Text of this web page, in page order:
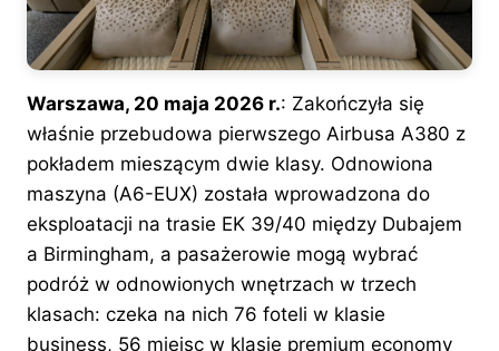
Warszawa, 20 maja 2026 r.: Zakończyła się
właśnie przebudowa pierwszego Airbusa A380 z
pokładem mieszącym dwie klasy. Odnowiona
maszyna (A6-EUX) została wprowadzona do
eksploatacji na trasie EK 39/40 między Dubajem
a Birmingham, a pasażerowie mogą wybrać
podróż w odnowionych wnętrzach w trzech
klasach: czeka na nich 76 foteli w klasie
business, 56 miejsc w klasie premium economy